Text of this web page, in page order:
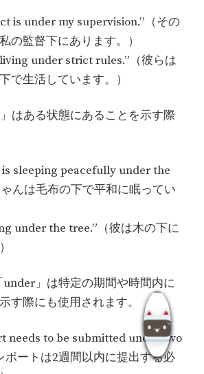
is under my supervision.”（その
の監督下にあります。）
under strict rules.”（彼らは
で生活しています。）
はある状態にあることを示す際
is sleeping peacefully under the
んは毛布の下で平和に眠ってい
under the tree.”（彼は木の下に
under」は特定の期間や時間内に
す際にも使用されます。
needs to be submitted under two
ポートは2週間以内に提出する必